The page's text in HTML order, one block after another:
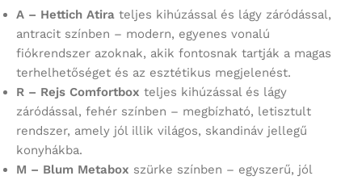
A – Hettich Atira teljes kihúzással és lágy záródással,
antracit színben – modern, egyenes vonalú
fiókrendszer azoknak, akik fontosnak tartják a magas
terhelhetőséget és az esztétikus megjelenést.
R – Rejs Comfortbox teljes kihúzással és lágy
záródással, fehér színben – megbízható, letisztult
rendszer, amely jól illik világos, skandináv jellegű
konyhákba.
M – Blum Metabox szürke színben – egyszerű, jól